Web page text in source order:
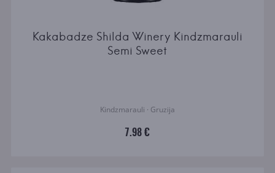
Kakabadze Shilda Winery Kindzmarauli
Semi Sweet
Kindzmarauli · Gruzija
7.98 €